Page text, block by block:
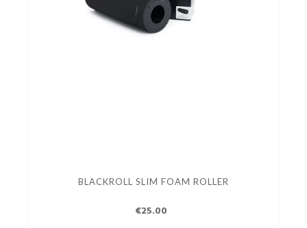
BLACKROLL SLIM FOAM ROLLER
€25.00